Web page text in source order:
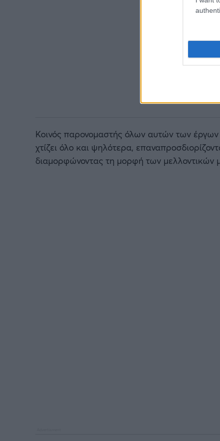
Κοινός παρονομαστής όλων αυτών των
χτίζει όλο και ψηλότερα,
διαμορφώνοντας τη μορφή των μελλοντικών